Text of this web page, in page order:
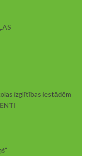
izglītības iestādēm